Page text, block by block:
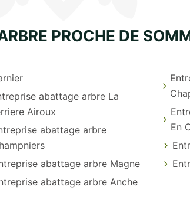
PROCHE DE
abattage arbre La
Airoux
abattage arbre
abattage arbre Magne
abattage arbre Anche
En